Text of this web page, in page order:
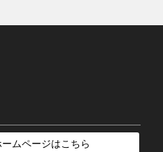
ムページはこちら